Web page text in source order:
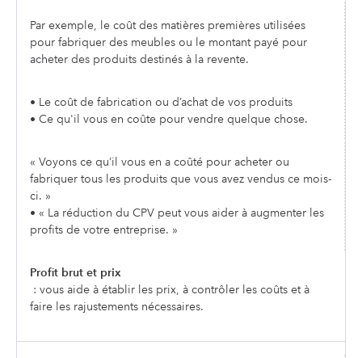
Par exemple, le coût des matières premières utilisées
pour fabriquer des meubles ou le montant payé pour
acheter des produits destinés à la revente.
• Le coût de fabrication ou d’achat de vos produits
• Ce qu'il vous en coûte pour vendre quelque chose.
« Voyons ce qu’il vous en a coûté pour acheter ou
fabriquer tous les produits que vous avez vendus ce mois-
ci. »
• « La réduction du CPV peut vous aider à augmenter les
profits de votre entreprise. »
Profit brut et prix
: vous aide à établir les prix, à contrôler les coûts et à
faire les rajustements nécessaires.